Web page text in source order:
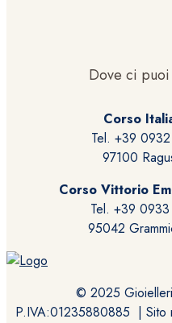
Dove ci
Corso
Tel. +39
97100
Corso Vittorio
Tel. +39
95042
© 2025
P.IVA:01235880885 | Sito